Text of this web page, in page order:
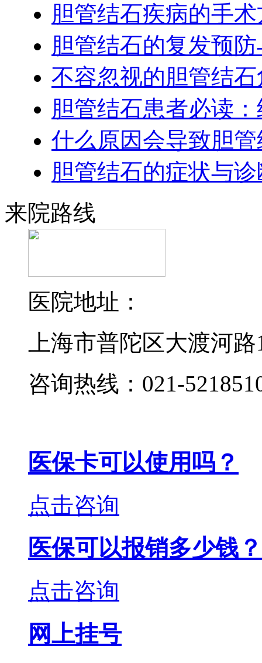
胆管结石疾病的手
胆管结石的复发预
不容忽视的胆管结
胆管结石患者必读
什么原因会导致胆
胆管结石的症状与
来院路线
医院地址：
上海市普陀区大渡河
咨询热线：021-
医保卡可以使用吗？
点击咨询
医保可以报销多少钱？
点击咨询
网上挂号